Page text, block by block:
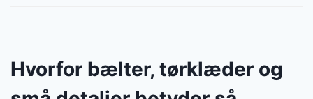
Hvorfor bælter, tørklæder og